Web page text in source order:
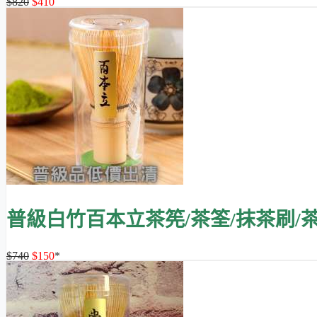
普級白竹百本立茶筅/茶筌/抹茶刷/
$740 $150*